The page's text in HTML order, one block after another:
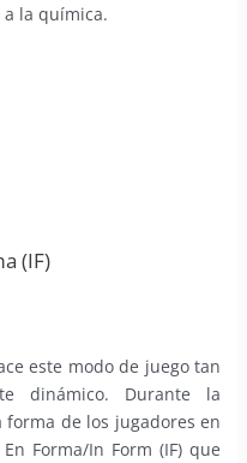
la química.
(IF)
este modo de juego tan
dinámico. Durante la
de los jugadores en
Forma/In Form (IF) que